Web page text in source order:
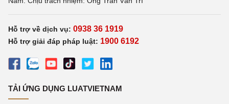
Hỗ trợ về dịch vụ: 0938 36 1919
Hỗ trợ giải đáp pháp luật: 1900 6192
TẢI ỨNG DỤNG LUATVIETNAM